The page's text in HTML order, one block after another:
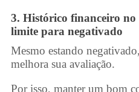
3. Histórico financeiro no
limite para negativado
Mesmo estando
melhora sua avaliação.
Por isso, manter um bom